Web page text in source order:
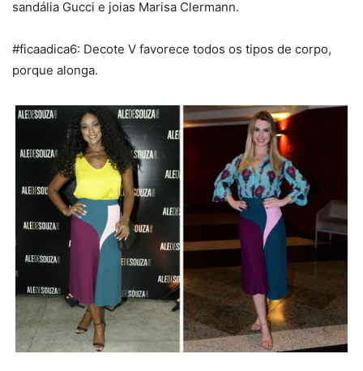
sandália Gucci e joias Marisa Clermann.
#ficaadica6: Decote V favorece todos os tipos de corpo,
porque alonga.